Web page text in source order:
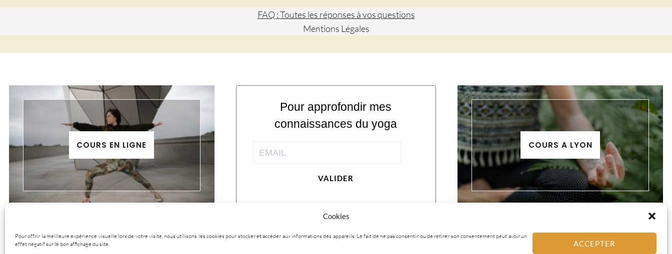
Cookies
Pour offrir la meilleure expérience visuelle lors de votre visite, nous utilisons les cookies pour stocker et accéder aux informations des appareils. Le fait de ne pas consentir ou de retirer son consentement peut avoir un
effet négatif sur le bon affichage du site.
ACCEPTER
COURS EN LIGNE
Pour approfondir mes
connaissances du yoga
VALIDER
COURS A LYON
FAQ : Toutes les réponses à vos questions
Mentions Légales